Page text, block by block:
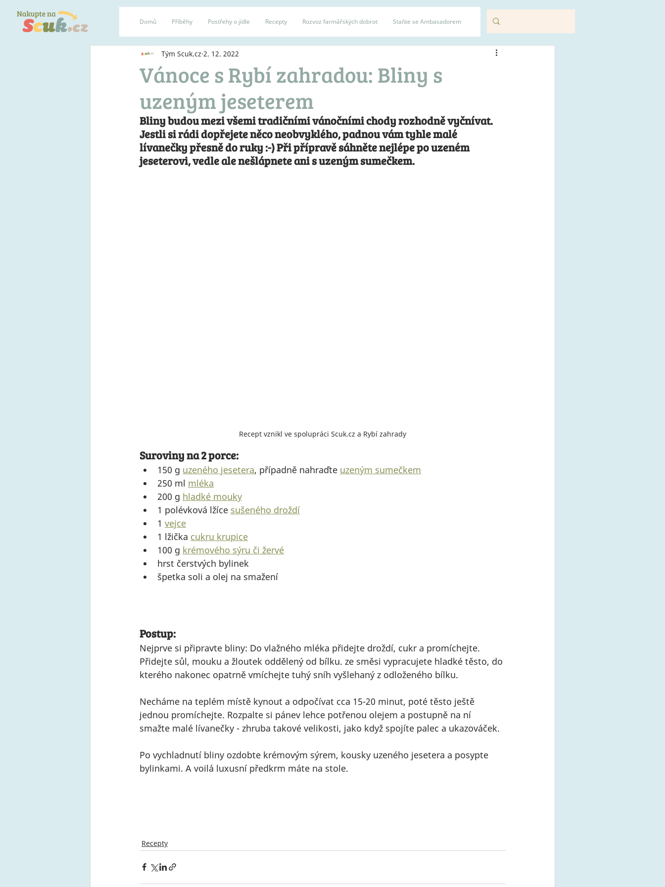
Domů Příběhy Postřehy o jídle Recepty Rozvoz farmářských dobrot Staňte se Ambasadorem
Vánoce s Rybí zahradou: Bliny s
uzeným jeseterem
Tým Scuk.cz 2. 12. 2022
Bliny budou mezi všemi tradičními vánočními chody rozhodně vyčnívat.
Jestli si rádi dopřejete něco neobvyklého, padnou vám tyhle malé
lívanečky přesně do ruky :-) Při přípravě sáhněte nejlépe po uzeném
jeseterovi, vedle ale nešlápnete ani s uzeným sumečkem.
Recept vznikl ve spolupráci Scuk.cz a Rybí zahrady
Suroviny na 2 porce:
150 g uzeného jesetera, případně nahraďte uzeným sumečkem
250 ml mléka
200 g hladké mouky
1 polévková lžíce sušeného droždí
1 vejce
1 lžička cukru krupice
100 g krémového sýru či žervé
hrst čerstvých bylinek
špetka soli a olej na smažení
Postup:
Nejprve si připravte bliny: Do vlažného mléka přidejte droždí, cukr a promíchejte.
Přidejte sůl, mouku a žloutek oddělený od bílku. ze směsi vypracujete hladké těsto, do
kterého nakonec opatrně vmíchejte tuhý sníh vyšlehaný z odloženého bílku.
Necháme na teplém místě kynout a odpočívat cca 15-20 minut, poté těsto ještě
jednou promíchejte. Rozpalte si pánev lehce potřenou olejem a postupně na ní
smažte malé lívanečky - zhruba takové velikosti, jako když spojíte palec a ukazováček.
Po vychladnutí bliny ozdobte krémovým sýrem, kousky uzeného jesetera a posypte
bylinkami. A voilá luxusní předkrm máte na stole.
Recepty